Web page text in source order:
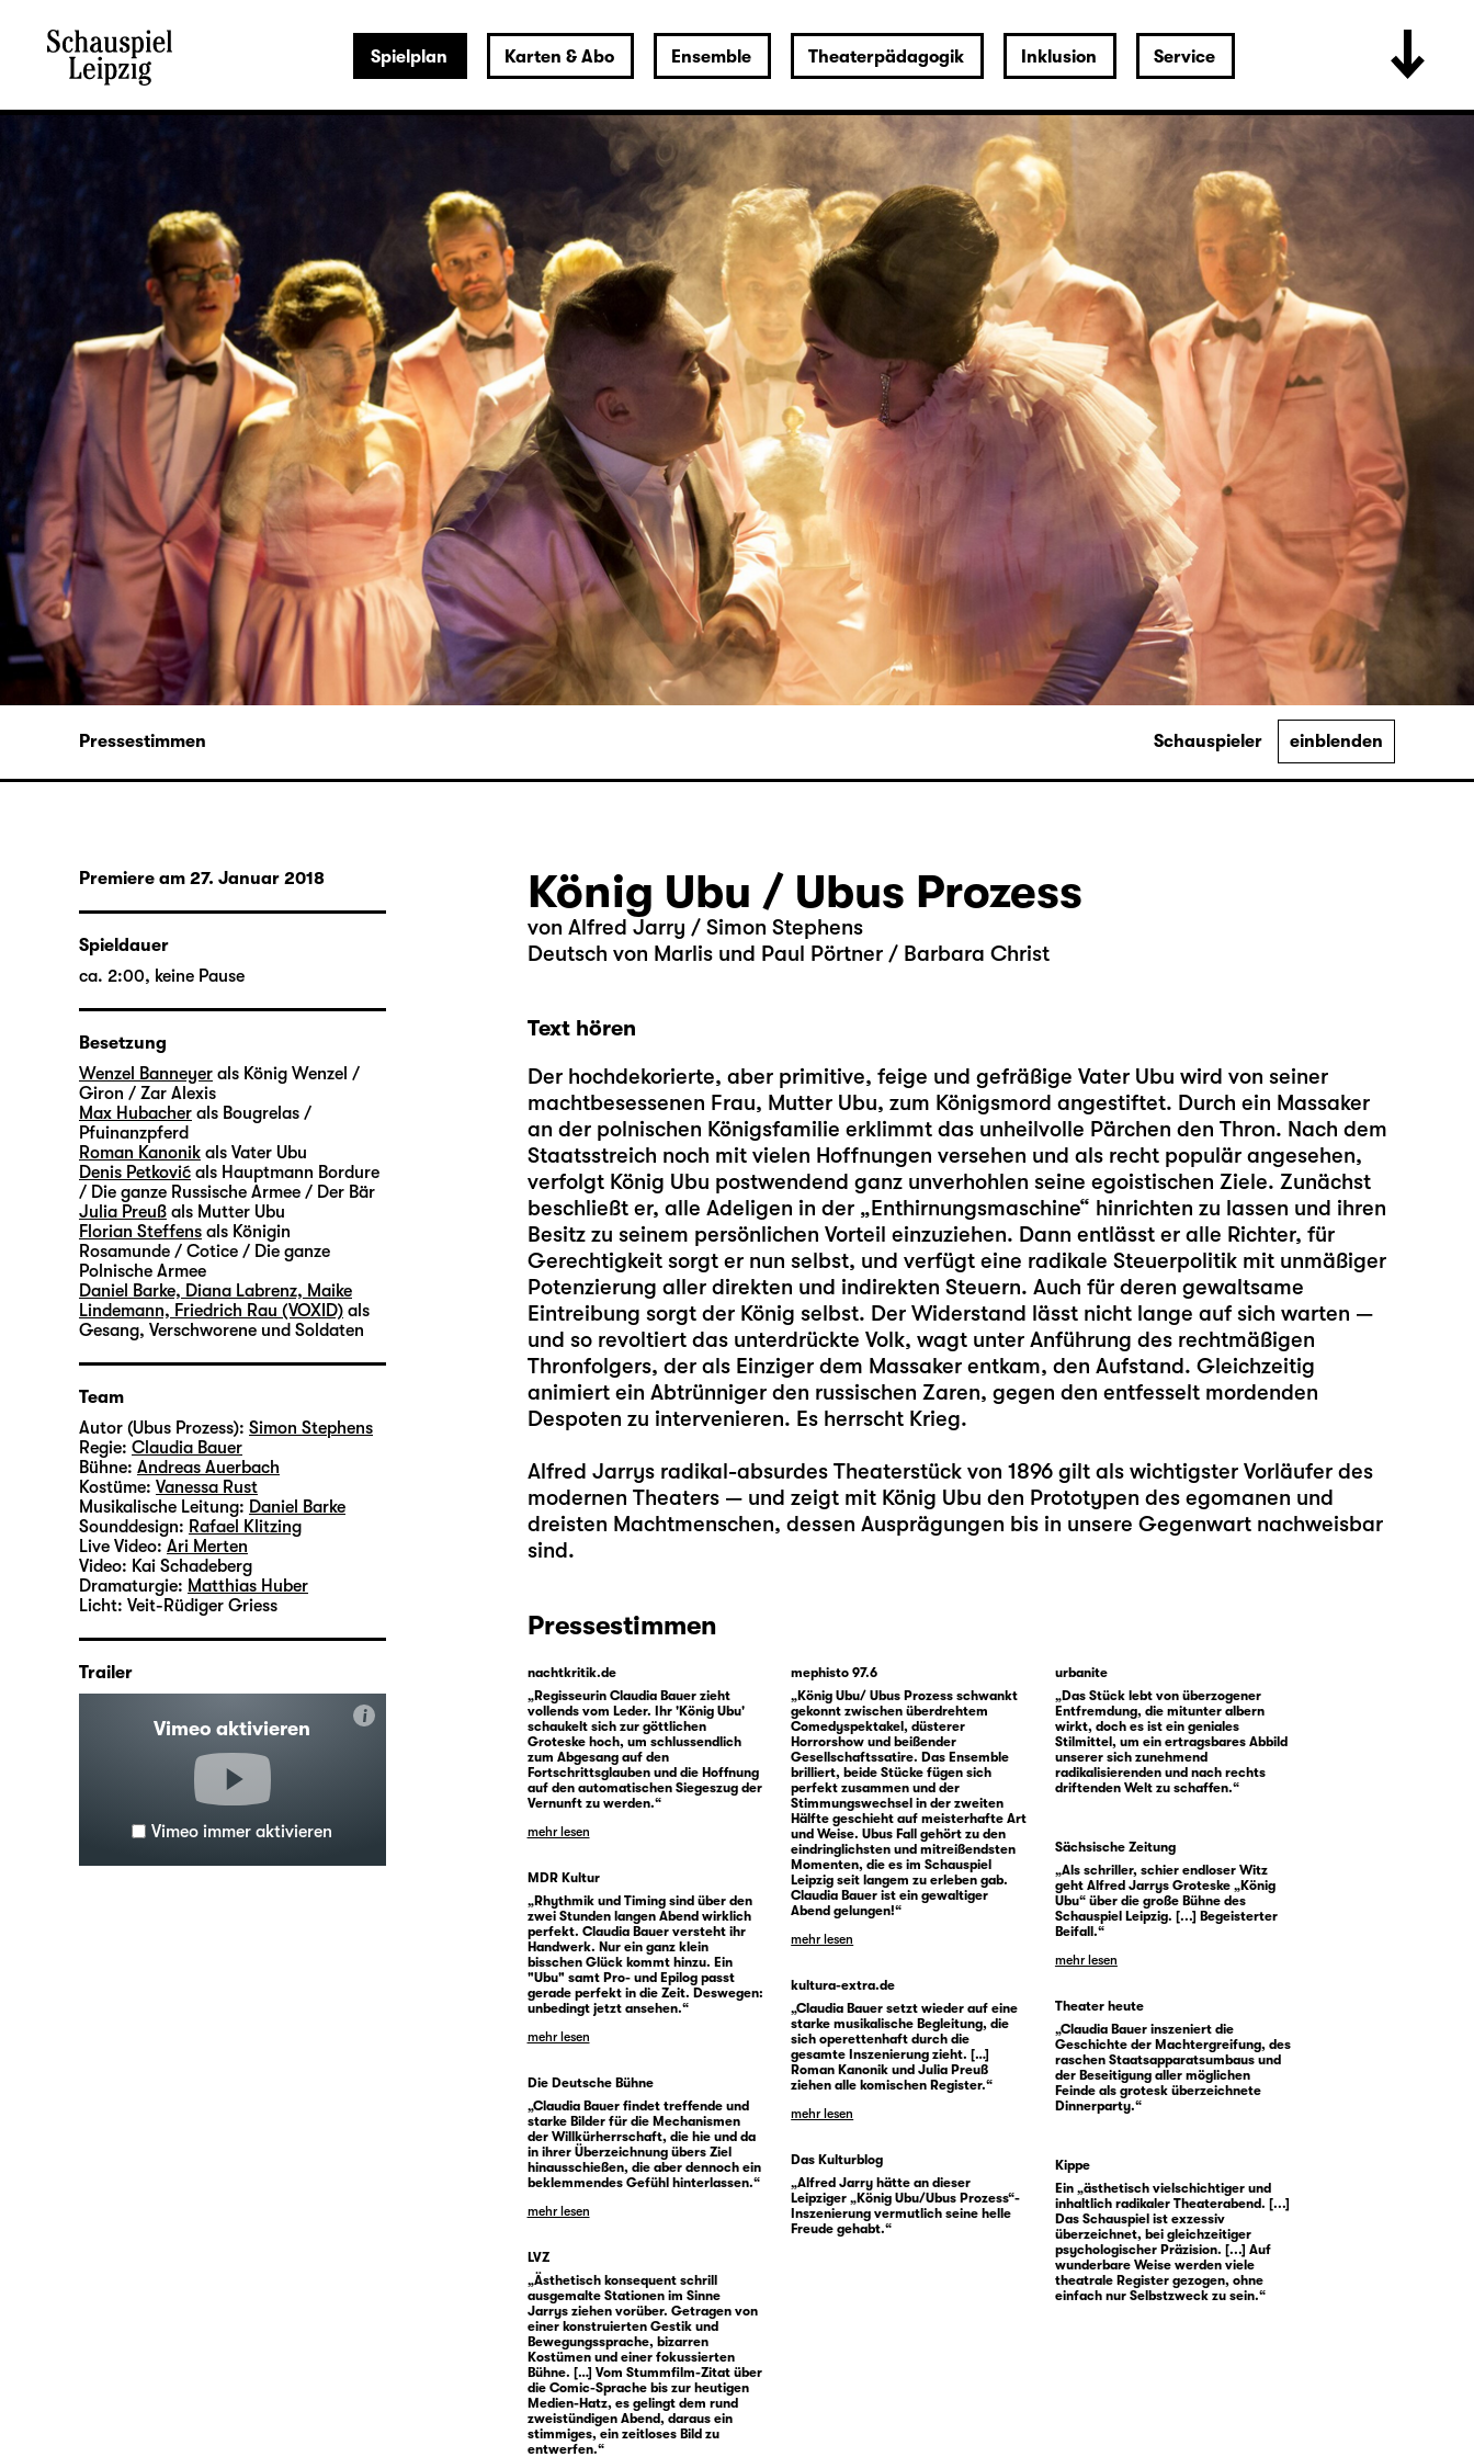
Spielplan Karten & Abo Ensemble Theaterpädagogik Inklusion Service
Pressestimmen Schauspieler einblenden
König Ubu / Ubus Prozess
von Alfred Jarry / Simon Stephens
Deutsch von Marlis und Paul Pörtner / Barbara Christ
Text hören
Der hochdekorierte, aber primitive, feige und gefräßige Vater Ubu wird von seiner
machtbesessenen Frau, Mutter Ubu, zum Königsmord angestiftet. Durch ein Massaker
an der polnischen Königsfamilie erklimmt das unheilvolle Pärchen den Thron. Nach dem
Staatsstreich noch mit vielen Hoffnungen versehen und als recht populär angesehen,
verfolgt König Ubu postwendend ganz unverhohlen seine egoistischen Ziele. Zunächst
beschließt er, alle Adeligen in der „Enthirnungsmaschine“ hinrichten zu lassen und ihren
Besitz zu seinem persönlichen Vorteil einzuziehen. Dann entlässt er alle Richter, für
Gerechtigkeit sorgt er nun selbst, und verfügt eine radikale Steuerpolitik mit unmäßiger
Potenzierung aller direkten und indirekten Steuern. Auch für deren gewaltsame
Eintreibung sorgt der König selbst. Der Widerstand lässt nicht lange auf sich warten —
und so revoltiert das unterdrückte Volk, wagt unter Anführung des rechtmäßigen
Thronfolgers, der als Einziger dem Massaker entkam, den Aufstand. Gleichzeitig
animiert ein Abtrünniger den russischen Zaren, gegen den entfesselt mordenden
Despoten zu intervenieren. Es herrscht Krieg.
Alfred Jarrys radikal-absurdes Theaterstück von 1896 gilt als wichtigster Vorläufer des
modernen Theaters — und zeigt mit König Ubu den Prototypen des egomanen und
dreisten Machtmenschen, dessen Ausprägungen bis in unsere Gegenwart nachweisbar
sind.
Pressestimmen
nachtkritik.de
„Regisseurin Claudia Bauer zieht
vollends vom Leder. Ihr 'König Ubu'
schaukelt sich zur göttlichen
Groteske hoch, um schlussendlich
zum Abgesang auf den
Fortschrittsglauben und die Hoffnung
auf den automatischen Siegeszug der
Vernunft zu werden.“
mehr lesen
MDR Kultur
„Rhythmik und Timing sind über den
zwei Stunden langen Abend wirklich
perfekt. Claudia Bauer versteht ihr
Handwerk. Nur ein ganz klein
bisschen Glück kommt hinzu. Ein
"Ubu" samt Pro- und Epilog passt
gerade perfekt in die Zeit. Deswegen:
unbedingt jetzt ansehen.“
mehr lesen
Die Deutsche Bühne
„Claudia Bauer findet treffende und
starke Bilder für die Mechanismen
der Willkürherrschaft, die hie und da
in ihrer Überzeichnung übers Ziel
hinausschießen, die aber dennoch ein
beklemmendes Gefühl hinterlassen.“
mehr lesen
LVZ
„Ästhetisch konsequent schrill
ausgemalte Stationen im Sinne
Jarrys ziehen vorüber. Getragen von
einer konstruierten Gestik und
Bewegungssprache, bizarren
Kostümen und einer fokussierten
Bühne. […] Vom Stummfilm-Zitat über
die Comic-Sprache bis zur heutigen
Medien-Hatz, es gelingt dem rund
zweistündigen Abend, daraus ein
stimmiges, ein zeitloses Bild zu
entwerfen.“
mephisto 97.6
„König Ubu/ Ubus Prozess schwankt
gekonnt zwischen überdrehtem
Comedyspektakel, düsterer
Horrorshow und beißender
Gesellschaftssatire. Das Ensemble
brilliert, beide Stücke fügen sich
perfekt zusammen und der
Stimmungswechsel in der zweiten
Hälfte geschieht auf meisterhafte Art
und Weise. Ubus Fall gehört zu den
eindringlichsten und mitreißendsten
Momenten, die es im Schauspiel
Leipzig seit langem zu erleben gab.
Claudia Bauer ist ein gewaltiger
Abend gelungen!“
mehr lesen
kultura-extra.de
„Claudia Bauer setzt wieder auf eine
starke musikalische Begleitung, die
sich operettenhaft durch die
gesamte Inszenierung zieht. […]
Roman Kanonik und Julia Preuß
ziehen alle komischen Register.“
mehr lesen
Das Kulturblog
„Alfred Jarry hätte an dieser
Leipziger „König Ubu/Ubus Prozess“-
Inszenierung vermutlich seine helle
Freude gehabt.“
urbanite
„Das Stück lebt von überzogener
Entfremdung, die mitunter albern
wirkt, doch es ist ein geniales
Stilmittel, um ein ertragsbares Abbild
unserer sich zunehmend
radikalisierenden und nach rechts
driftenden Welt zu schaffen.“
Sächsische Zeitung
„Als schriller, schier endloser Witz
geht Alfred Jarrys Groteske „König
Ubu“ über die große Bühne des
Schauspiel Leipzig. [...] Begeisterter
Beifall.“
mehr lesen
Theater heute
„Claudia Bauer inszeniert die
Geschichte der Machtergreifung, des
raschen Staatsapparatsumbaus und
der Beseitigung aller möglichen
Feinde als grotesk überzeichnete
Dinnerparty.“
Kippe
Ein „ästhetisch vielschichtiger und
inhaltlich radikaler Theaterabend. [...]
Das Schauspiel ist exzessiv
überzeichnet, bei gleichzeitiger
psychologischer Präzision. [...] Auf
wunderbare Weise werden viele
theatrale Register gezogen, ohne
einfach nur Selbstzweck zu sein.“
Premiere am 27. Januar 2018
Spieldauer
ca. 2:00, keine Pause
Besetzung
Wenzel Banneyer als König Wenzel /
Giron / Zar Alexis
Max Hubacher als Bougrelas /
Pfuinanzpferd
Roman Kanonik als Vater Ubu
Denis Petković als Hauptmann Bordure
/ Die ganze Russische Armee / Der Bär
Julia Preuß als Mutter Ubu
Florian Steffens als Königin
Rosamunde / Cotice / Die ganze
Polnische Armee
Daniel Barke, Diana Labrenz, Maike
Lindemann, Friedrich Rau (VOXID) als
Gesang, Verschworene und Soldaten
Team
Autor (Ubus Prozess): Simon Stephens
Regie: Claudia Bauer
Bühne: Andreas Auerbach
Kostüme: Vanessa Rust
Musikalische Leitung: Daniel Barke
Sounddesign: Rafael Klitzing
Live Video: Ari Merten
Video: Kai Schadeberg
Dramaturgie: Matthias Huber
Licht: Veit-Rüdiger Griess
Trailer
Vimeo aktivieren
i
Vimeo immer aktivieren